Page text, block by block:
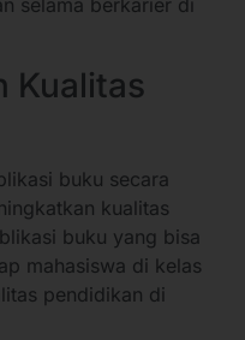
selama berkarier di
Kualitas
buku secara
kualitas
buku yang bisa
mahasiswa di kelas
pendidikan di